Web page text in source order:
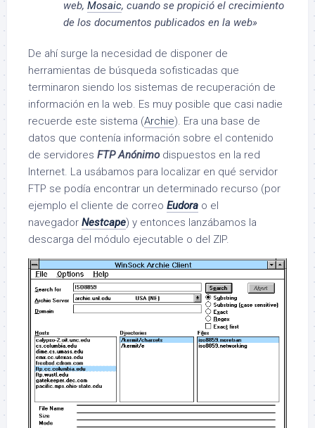
web, Mosaic, cuando se propició el crecimiento
de los documentos publicados en la web»
De ahí surge la necesidad de disponer de
herramientas de búsqueda sofisticadas que
terminaron siendo los sistemas de recuperación de
información en la web. Es muy posible que casi nadie
recuerde este sistema (Archie). Era una base de
datos que contenía información sobre el contenido
de servidores FTP Anónimodispuestos en la red
Internet. La usábamos para localizar en qué servidor
FTP se podía encontrar un determinado recurso (por
ejemplo el cliente de correo Eudora o el
navegador Nestcape) y entonces lanzábamos la
descarga del módulo ejecutable o del ZIP.